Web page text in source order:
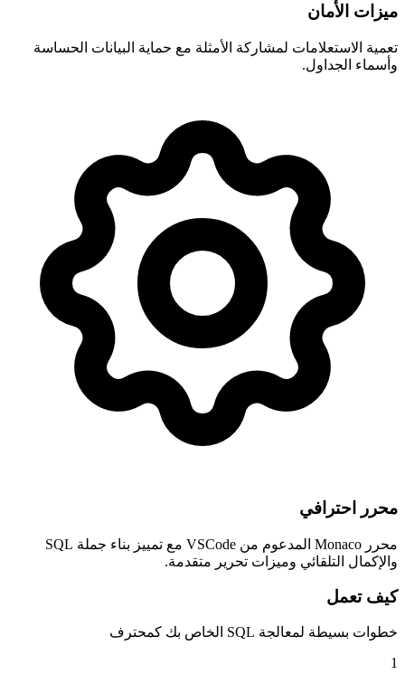
ميزات الأمان
تعمية الاستعلامات لمشاركة الأمثلة مع حماية البيانات الحساسة
وأسماء الجداول.
محرر احترافي
محرر Monaco المدعوم من VSCode مع تمييز بناء جملة SQL
والإكمال التلقائي وميزات تحرير متقدمة.
كيف تعمل
خطوات بسيطة لمعالجة SQL الخاص بك كمحترف
1